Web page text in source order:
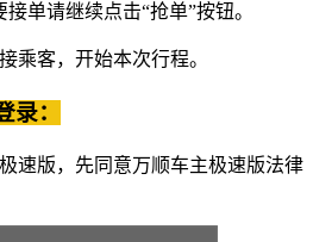
单请继续点击“抢单”按钮。
乘客，开始本次行程。
录：
速版，先同意万顺车主极速版法律